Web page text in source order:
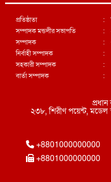
প্রতিষ্ঠাতা
সম্পাদক মন্ডলীর সভাপতি
সম্পাদক
নির্বাহী সম্পাদক
সহকারী সম্পাদক
বার্তা সম্পাদক
:
:
:
:
:
:
প্রধান
২৩৮, শিরীণ পয়েন্ট,
+8801000000000
+8801000000000